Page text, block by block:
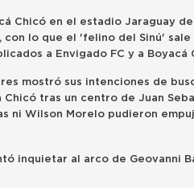
Chicó en el estadio Jaraguay
lo que el 'felino del Sinú'
a Envigado FC y a Boyacá
mostró sus intenciones de
tras un centro de Juan
ni Wilson Morelo pudieron
inquietar al arco de Geovanni